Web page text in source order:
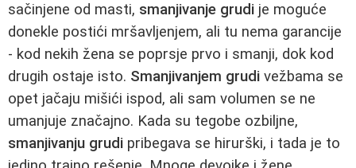
sačinjene od masti, smanjivanje grudi je moguće
donekle postići mršavljenjem, ali tu nema garancije
- kod nekih žena se poprsje prvo i smanji, dok kod
drugih ostaje isto. Smanjivanjem grudi vežbama se
opet jačaju mišići ispod, ali sam volumen se ne
umanjuje značajno. Kada su tegobe ozbiljne,
smanjivanju grudi pribegava se hirurški, i tada je to